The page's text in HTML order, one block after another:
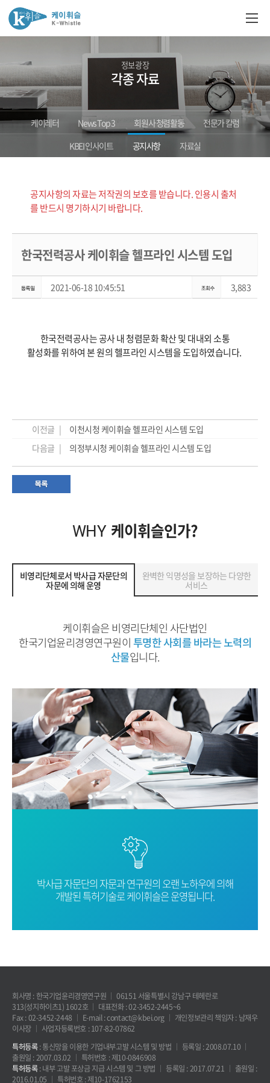
정보광장
각종 자료
케이레터 News Top 3 회원사 청렴활동
전문가 칼럼
KBEI 인사이트
공지사항 자료실
공지사항의 자료는 저작권의 보호를 받습니다. 인용시 출처
를 반드시 명기하시기 바랍니다.
한국전력공사 케이휘슬 헬프라인 시스템 도입
2021-06-18 10:45:51 3,883
한국전력공사는 공사 내 청렴문화 확산 및 대내외 소통
활성화를 위하여 본 원의 헬프라인 시스템을 도입하였습니다.
이전글 |
이천시청 케이휘슬 헬프라인 시스템 도입
다음글 |
의정부시청 케이휘슬 헬프라인 시스템 도입
WHY 케이휘슬인가?
비영리단체로서 박사급 자문단의
자문에 의해 운영
완벽한 익명성을 보장하는 다양한
서비스
케이휘슬은 비영리단체인 사단법인
한국기업윤리경영연구원이투명한 사회를 바라는 노력의
산물입니다.
박사급 자문단의 자문과 연구원의 오랜노하우에 의해
개발된 특허기술로케이휘슬은 운영됩니다.
회사명 : 한국기업윤리경영연구원
06151 서울특별시 강남구 테헤란로
313(성지하이츠1) 1602호
대표전화 : 02-3452-2445~6
Fax : 02-3452-2448
E-mail : contact@kbei.org
개인정보관리 책임자 : 남재우
이사장
사업자등록번호 : 107-82-07862
특허등록: 통신망을 이용한 기업내부고발 시스템 및 방법
등록일 : 2008.07.10
출원일 : 2007.03.02
특허번호 : 제10-0846908
특허등록: 내부 고발 포상금 지급 시스템 및 그 방법 등록일 : 2017.07.21
출원일 :
2016.01.05
특허번호 : 제10-1762153